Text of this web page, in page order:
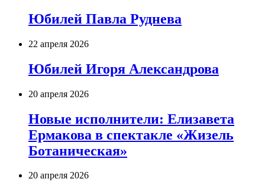
Юбилей Павла Руднева
22 апреля 2026
Юбилей Игоря Александрова
20 апреля 2026
Новые исполнители: Елизавета
Ермакова в спектакле «Жизель
Ботаническая»
20 апреля 2026